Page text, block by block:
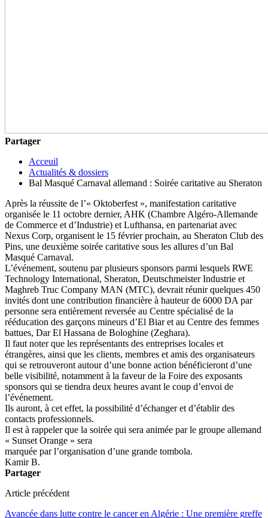
Partager
Acceuil
Actualités & dossiers
Bal Masqué Carnaval allemand : Soirée caritative au Sheraton
Après la réussite de l’« Oktoberfest », manifestation caritative
organisée le 11 octobre dernier, AHK (Chambre Algéro-Allemande
de Commerce et d’Industrie) et Lufthansa, en partenariat avec
Nexus Corp, organisent le 15 février prochain, au Sheraton Club des
Pins, une deuxième soirée caritative sous les allures d’un Bal
Masqué Carnaval.
L’événement, soutenu par plusieurs sponsors parmi lesquels RWE
Technology International, Sheraton, Deutschmeister Industrie et
Maghreb Truc Company MAN (MTC), devrait réunir quelques 450
invités dont une contribution financière à hauteur de 6000 DA par
personne sera entièrement reversée au Centre spécialisé de la
rééducation des garçons mineurs d’El Biar et au Centre des femmes
battues, Dar El Hassana de Bologhine (Zeghara).
Il faut noter que les représentants des entreprises locales et
étrangères, ainsi que les clients, membres et amis des organisateurs
qui se retrouveront autour d’une bonne action bénéficieront d’une
belle visibilité, notamment à la faveur de la Foire des exposants
sponsors qui se tiendra deux heures avant le coup d’envoi de
l’événement.
Ils auront, à cet effet, la possibilité d’échanger et d’établir des
contacts professionnels.
Il est à rappeler que la soirée qui sera animée par le groupe allemand
« Sunset Orange » sera
marquée par l’organisation d’une grande tombola.
Kamir B.
Partager
Article précédent
Avancée dans lutte contre le cancer en Algérie : Une première greffe